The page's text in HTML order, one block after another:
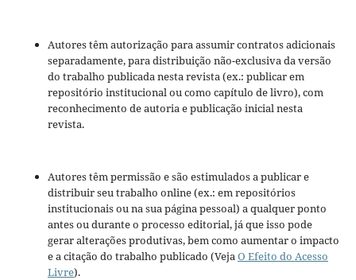
Autores têm autorização para assumir contratos adicionais
separadamente, para distribuição não-exclusiva da versão
do trabalho publicada nesta revista (ex.: publicar em
repositório institucional ou como capítulo de livro), com
reconhecimento de autoria e publicação inicial nesta
revista.
Autores têm permissão e são estimulados a publicar e
distribuir seu trabalho online (ex.: em repositórios
institucionais ou na sua página pessoal) a qualquer ponto
antes ou durante o processo editorial, já que isso pode
gerar alterações produtivas, bem como aumentar o impacto
e a citação do trabalho publicado (VejaO Efeito do Acesso
Livre).